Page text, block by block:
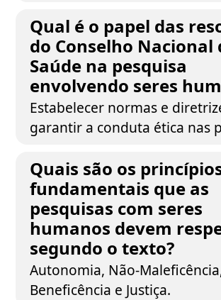
Qual é o papel das
do Conselho Nacional
Saúde na pesquisa
envolvendo seres
Estabelecer normas e
garantir a conduta ética nas
Quais são os
fundamentais que as
pesquisas com seres
humanos devem
segundo o texto?
Autonomia, Não-
Beneficência e Justiça.